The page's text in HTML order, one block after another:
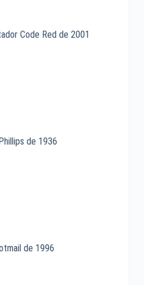
Code Red de 2001
de 1936
de 1996